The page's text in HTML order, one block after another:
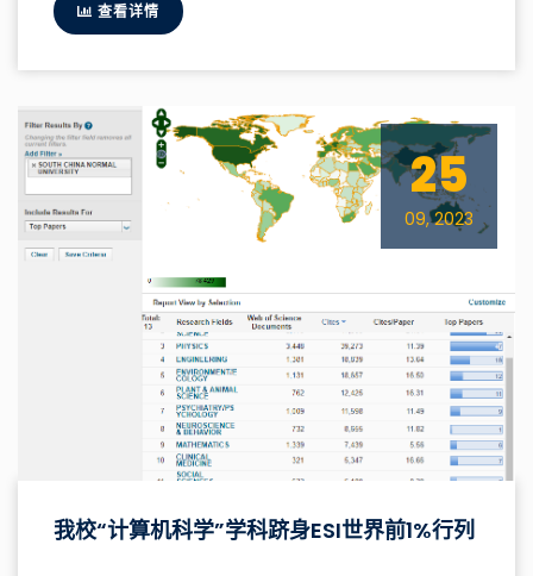
查看详情
25
09, 2023
我校“计算机科学”学科跻身ESI世界前1%行列